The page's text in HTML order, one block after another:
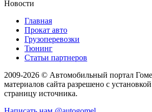
Новости
Главная
Прокат авто
Грузоперевозки
Тюнинг
Статьи партнеров
2009-2026 © Автомобильный портал
материалов сайта разрешено с
страницу источника.